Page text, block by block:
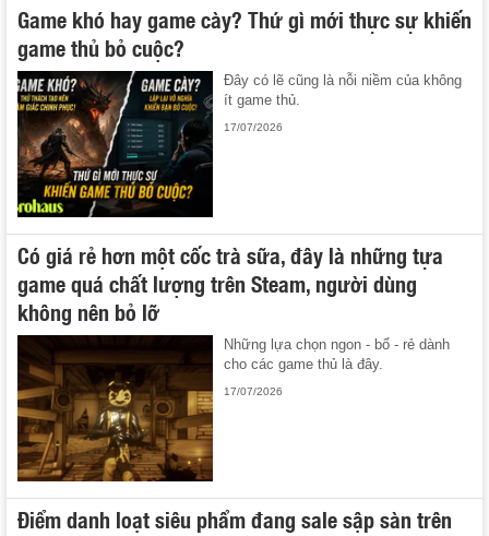
Game khó hay game cày? Thứ gì mới thực sự khiến
game thủ bỏ cuộc?
Đây có lẽ cũng là nỗi niềm của không
ít game thủ.
17/07/2026
Có giá rẻ hơn một cốc trà sữa, đây là những tựa
game quá chất lượng trên Steam, người dùng
không nên bỏ lỡ
Những lựa chọn ngon - bổ - rẻ dành
cho các game thủ là đây.
17/07/2026
Điểm danh loạt siêu phẩm đang sale sập sàn trên